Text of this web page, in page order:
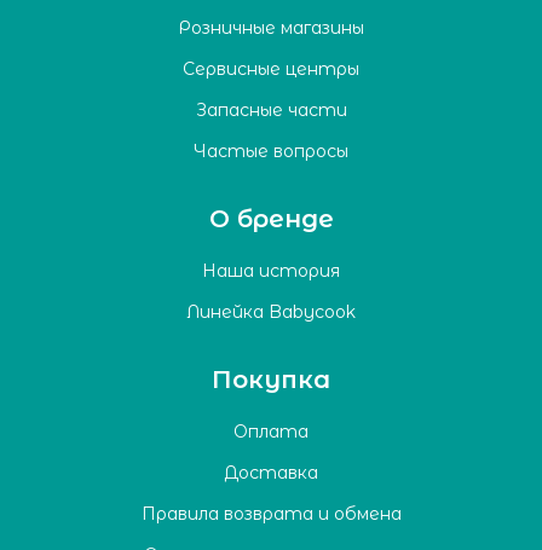
Розничные магазины
Сервисные центры
Запасные части
Частые вопросы
О бренде
Наша история
Линейка Babycook
Покупка
Оплата
Доставка
Правила возврата и обмена